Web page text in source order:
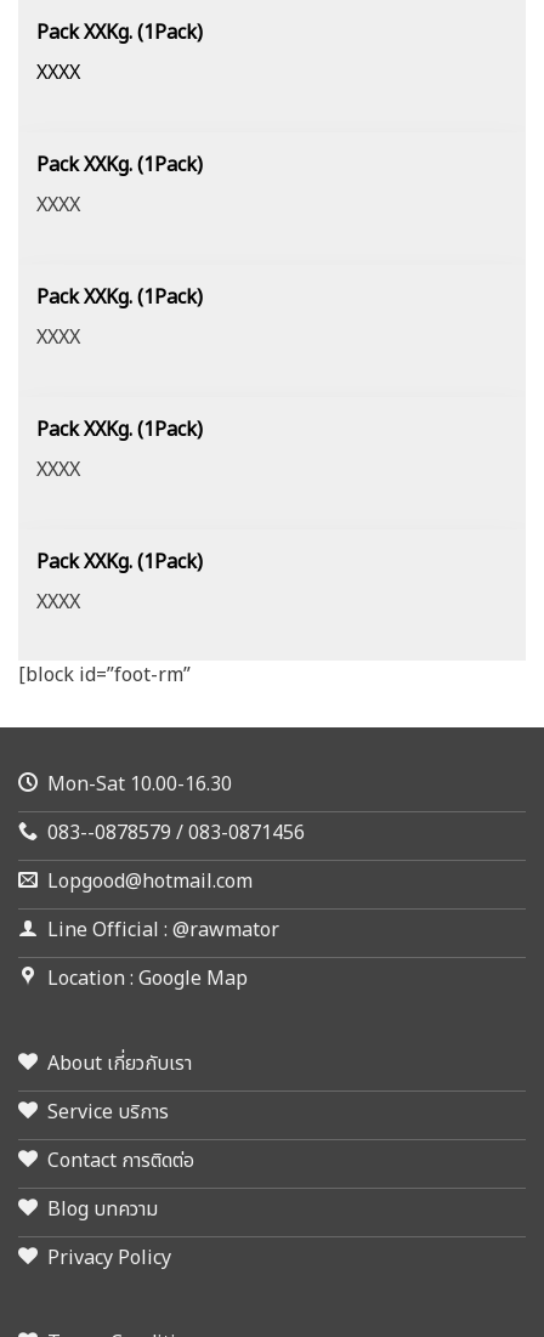
Pack XXKg. (1Pack)
XXXX
Pack XXKg. (1Pack)
XXXX
Pack XXKg. (1Pack)
XXXX
Pack XXKg. (1Pack)
XXXX
Pack XXKg. (1Pack)
XXXX
[block id=”foot-rm”
Mon-Sat 10.00-16.30
083--0878579 / 083-0871456
Lopgood@hotmail.com
Line Official : @rawmator
Location : Google Map
About เกี่ยวกับเรา
Service บริการ
Contact การติดต่อ
Blog บทความ
Privacy Policy